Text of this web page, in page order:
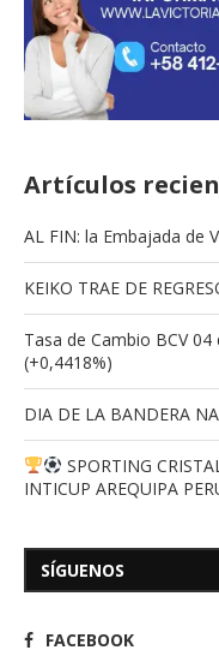
Artículos
AL FIN: la Embajada de
KEIKO TRAE DE
Tasa de Cambio BCV
(+0,4418%)
DIA DE LA BANDERA
SPORTING
INTICUP AREQUIPA
SÍGUENOS
FACEBOOK